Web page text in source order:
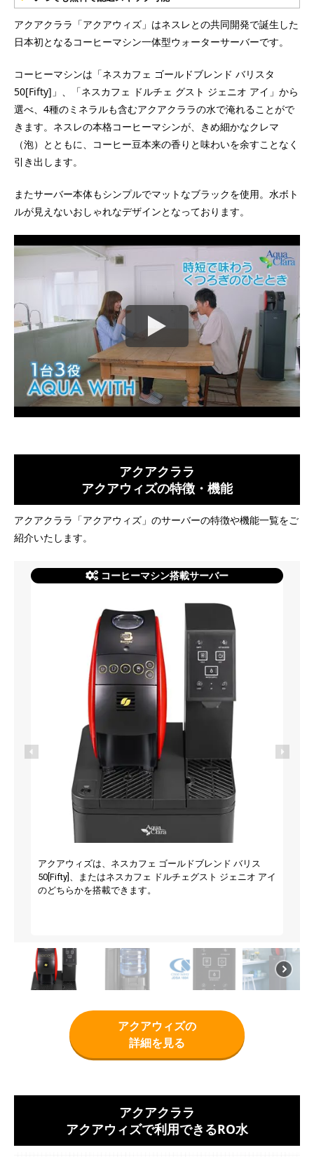
アクアクララ「アクアウィズ」はネスレとの共同開発で誕生した
日本初となるコーヒーマシン一体型ウォーターサーバーです。
コーヒーマシンは「ネスカフェ ゴールドブレンド バリスタ
50[Fifty]」、「ネスカフェ ドルチェ グスト ジェニオ アイ」から
選べ、4種のミネラルも含むアクアクララの水で淹れることがで
きます。ネスレの本格コーヒーマシンが、きめ細かなクレマ
（泡）とともに、コーヒー豆本来の香りと味わいを余すことなく
引き出します。
またサーバー本体もシンプルでマットなブラックを使用。水ボト
ルが見えないおしゃれなデザインとなっております。
アクアクララ
アクアウィズの特徴・機能
アクアクララ「アクアウィズ」のサーバーの特徴や機能一覧をご
紹介いたします。
コーヒーマシン搭載サーバー
アクアウィズは、ネスカフェ ゴールドブレンド バリス
50[Fifty]、またはネスカフェ ドルチェグスト ジェニオ アイ
のどちらかを搭載できます。
アクアウィズの
詳細を見る
アクアクララ
アクアウィズで利用できるRO水